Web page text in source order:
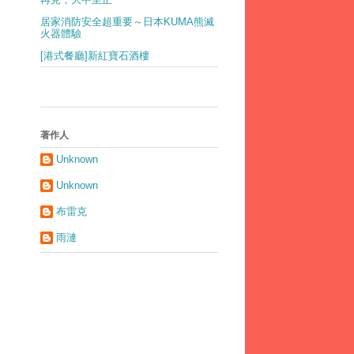
居家消防安全超重要～日本KUMA熊滅
火器體驗
[港式餐廳]新紅寶石酒樓
著作人
Unknown
Unknown
布雷克
雨漣